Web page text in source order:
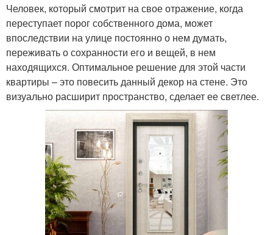
Человек, который смотрит на свое отражение, когда
переступает порог собственного дома, может
впоследствии на улице постоянно о нем думать,
переживать о сохранности его и вещей, в нем
находящихся. Оптимальное решение для этой части
квартиры – это повесить данный декор на стене. Это
визуально расширит пространство, сделает ее светлее.